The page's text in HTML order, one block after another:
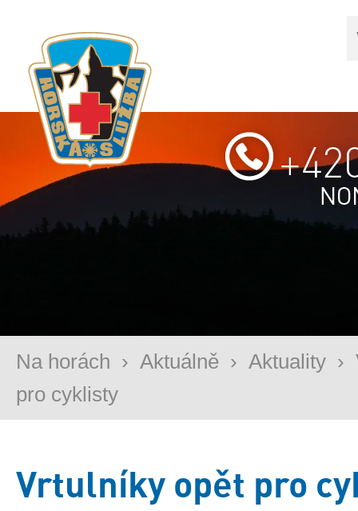
Na horách › Aktuálně › Aktuality ›
pro cyklisty
Vrtulníky opět pro